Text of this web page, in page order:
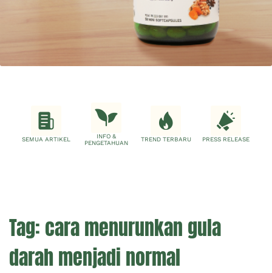
SEMUA ARTIKEL
INFO &
PENGETAHUAN
TREND TERBARU PRESS RELEASE
Tag: cara menurunkan gula
darah menjadi normal